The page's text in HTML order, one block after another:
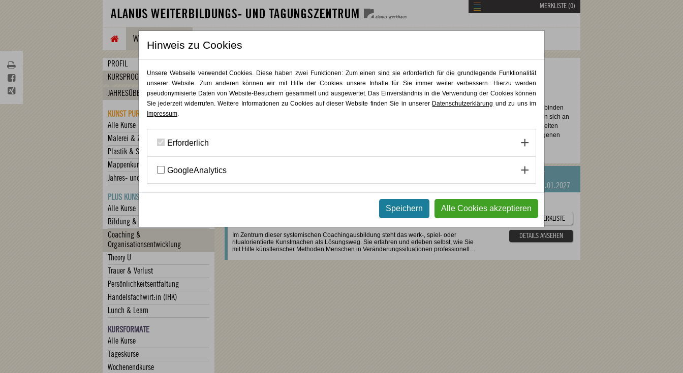
MERKLISTE (0)
WEITERBILDUNG
PROFIL
KURSPROGRAMM
JAHRESÜBERBLICK
KUNST PUR
Alle Kurse
Malerei & Zeichnung
Plastik & Skulptur
Mappenkurs
Jahres- und Vertiefungskurse
PLUS KUNST
Alle Kurse
Bildung & Begleitung
Coaching &
Organisationsentwicklung
Theory U
Trauer & Verlust
Persönlichkeitsentfaltung
Handelsfachwirt:in (IHK)
Lunch & Learn
KURSFORMATE
Alle Kurse
Tageskurse
Wochenendkurse
PLUS KUNST / Coaching & Organisationsentwicklung
In der Kategorie Coaching und Organisationsentwicklung steht die Entwicklung professioneller Kompetenzen im
Coaching, in derBeratungund in derGestaltungvon Veränderungsprozessen im Mittelpunkt. Die Angebote verbinden
. Sie richten sich an
Coaches, Berater:innen, Führungskräfte und alle, die Menschen oder Teams in Wandel und Lernprozessen begleiten
möchten. Die Formate reichen von zertifizierten Weiterbildungen über mehrtägige Workshops bis zu praxisbezogenen
PLUS KUNST
03.09.2026- 23.01.2027
Im Zentrum dieser systemischen Coachingausbildung steht das werk-, spiel- oder
ritualorientierte Kunstmachen als Lösungsweg. Sie erfahren und erleben selbst, wie Sie
mit Hilfe künstlerischer Methoden Menschen in Veränderungssituationen professionell…
ZUR MERKLISTE
DETAILS ANSEHEN
Hinweis zu Cookies
Unsere Webseite verwendet Cookies. Diese haben zwei Funktionen: Zum einen sind sie erforderlich für die grundlegende Funktionalität
unserer Website. Zum anderen können wir mit Hilfe der Cookies unsere Inhalte für Sie immer weiter verbessern. Hierzu werden
pseudonymisierte Daten von Website-Besuchern gesammelt und ausgewertet. Das Einverständnis in die Verwendung der Cookies können
Sie jederzeit widerrufen. Weitere Informationen zu Cookies auf dieser Website finden Sie in unserer Datenschutzerklärung und zu uns im
Impressum.
Erforderlich
GoogleAnalytics
Speichern Alle Cookies akzeptieren